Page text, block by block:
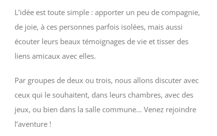
L’idée est toute simple : apporter un peu de compagnie,
de joie, à ces personnes parfois isolées, mais aussi
écouter leurs beaux témoignages de vie et tisser des
liens amicaux avec elles.
Par groupes de deux ou trois, nous allons discuter avec
ceux qui le souhaitent, dans leurs chambres, avec des
jeux, ou bien dans la salle commune… Venez rejoindre
l’aventure !